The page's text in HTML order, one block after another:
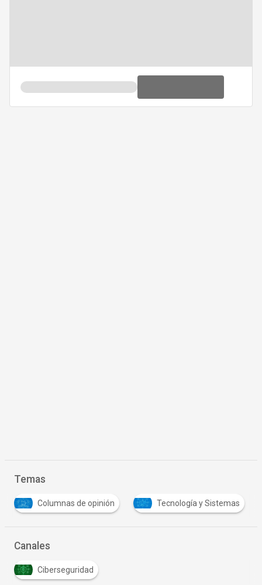
Temas
Columnas de opinión Tecnología y Sistemas
Canales
Ciberseguridad